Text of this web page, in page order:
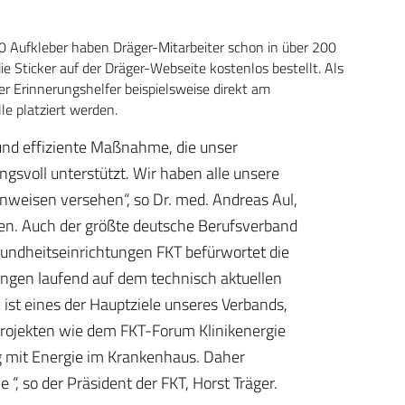
haben Dräger-Mitarbeiter schon in über 200
Sticker auf der Dräger-Webseite kostenlos bestellt. Als
Erinnerungshelfer beispielsweise direkt am
platziert werden.
effiziente Maßnahme, die unser
unterstützt. Wir haben alle unsere
versehen“, so Dr. med. Andreas Aul,
Auch der größte deutsche Berufsverband
FKT befürwortet die
laufend auf dem technisch aktuellen
eines der Hauptziele unseres Verbands,
wie dem FKT-Forum Klinikenergie
Energie im Krankenhaus. Daher
so der Präsident der FKT, Horst Träger.